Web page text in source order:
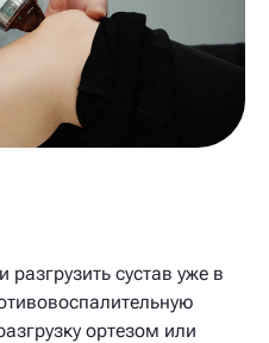
сустав уже в
ортезом или